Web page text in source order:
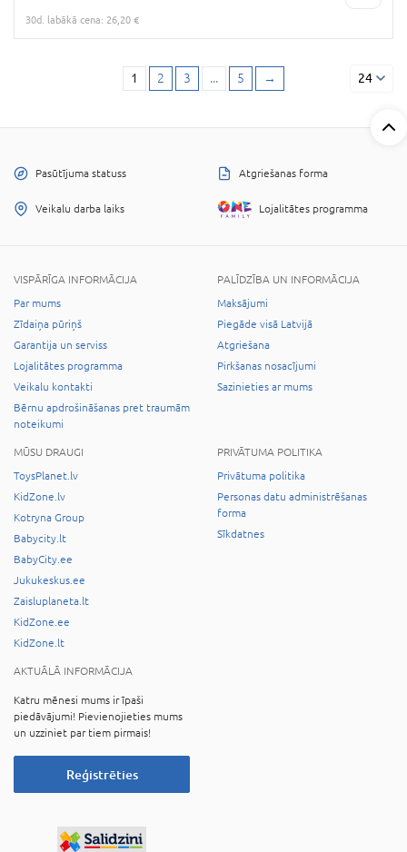
30d. labākā cena: 26,20 €
1 2 3 ... 5 → 24
Pasūtījuma statuss Atgriešanas forma
Veikalu darba laiks Lojalitātes programma
VISPĀRĪGA INFORMĀCIJA
Par mums
Zīdaiņa pūriņš
Garantija un serviss
Lojalitātes programma
Veikalu kontakti
Bērnu apdrošināšanas pret traumām
noteikumi
PALĪDZĪBA UN INFORMĀCIJA
Maksājumi
Piegāde visā Latvijā
Atgriešana
Pirkšanas nosacījumi
Sazinieties ar mums
MŪSU DRAUGI
ToysPlanet.lv
KidZone.lv
Kotryna Group
Babycity.lt
BabyCity.ee
Jukukeskus.ee
Zaisluplaneta.lt
KidZone.ee
KidZone.lt
PRIVĀTUMA POLITIKA
Privātuma politika
Personas datu administrēšanas
forma
Sīkdatnes
AKTUĀLĀ INFORMĀCIJA
Katru mēnesi mums ir īpaši
piedāvājumi! Pievienojieties mums
un uzziniet par tiem pirmais!
Reģistrēties